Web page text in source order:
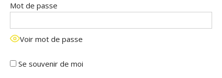
Mot de passe
Voir mot de passe
Se souvenir de moi